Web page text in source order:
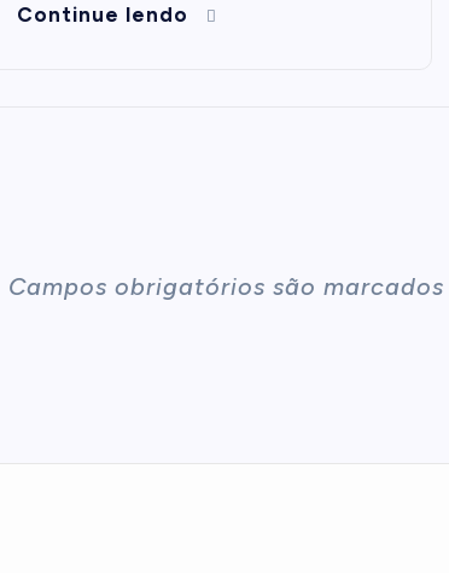
Continue lendo
Campos obrigatórios são marcados